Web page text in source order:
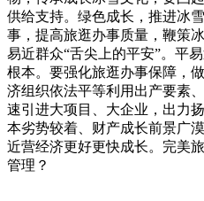
供给支持。绿色成长，推进冰
事，提高旅逛办事质量，鞭策
易近群众“舌尖上的平安”。平
根本。要强化旅逛办事保障，
济组织依法平等利用出产要素
速引进大项目、大企业，出力
本劣势较着、财产成长前景广
近营经济更好更快成长。完美
管理？